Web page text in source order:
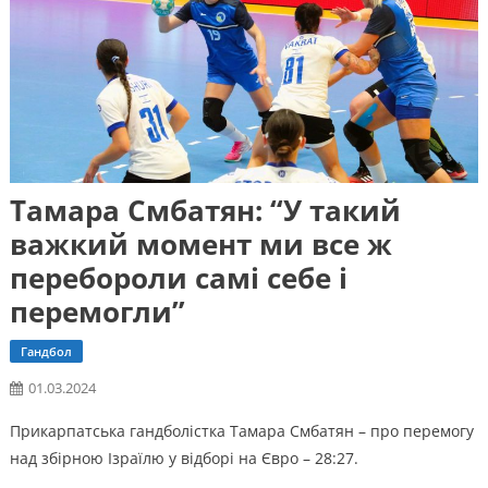
Тамара Смбатян: “У такий
важкий момент ми все ж
перебороли самі себе і
перемогли”
Гандбол
01.03.2024
Прикарпатська гандболістка Тамара Смбатян – про перемогу
над збірною Ізраїлю у відборі на Євро – 28:27.